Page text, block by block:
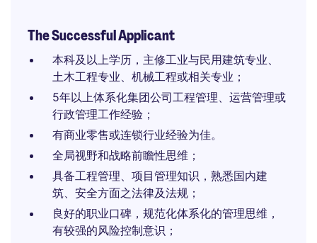
The Successful Applicant
本科及以上学历，主修工业与民用建筑专业、
土木工程专业、机械工程或相关专业；
5年以上体系化集团公司工程管理、运营管理或
行政管理工作经验；
有商业零售或连锁行业经验为佳。
全局视野和战略前瞻性思维；
具备工程管理、项目管理知识，熟悉国内建
筑、安全方面之法律及法规；
良好的职业口碑，规范化体系化的管理思维，
有较强的风险控制意识；